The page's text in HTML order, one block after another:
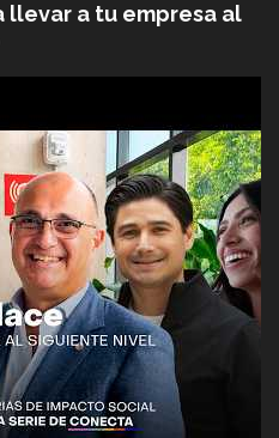
llevar a tu empresa al